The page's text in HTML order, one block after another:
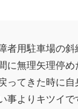
者用駐車場の
に無理矢理停
ってきた時に
事よりキツイで